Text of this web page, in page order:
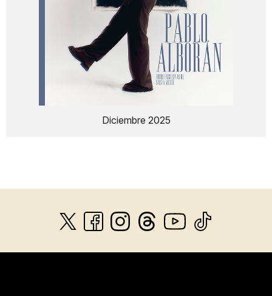
Diciembre 2025